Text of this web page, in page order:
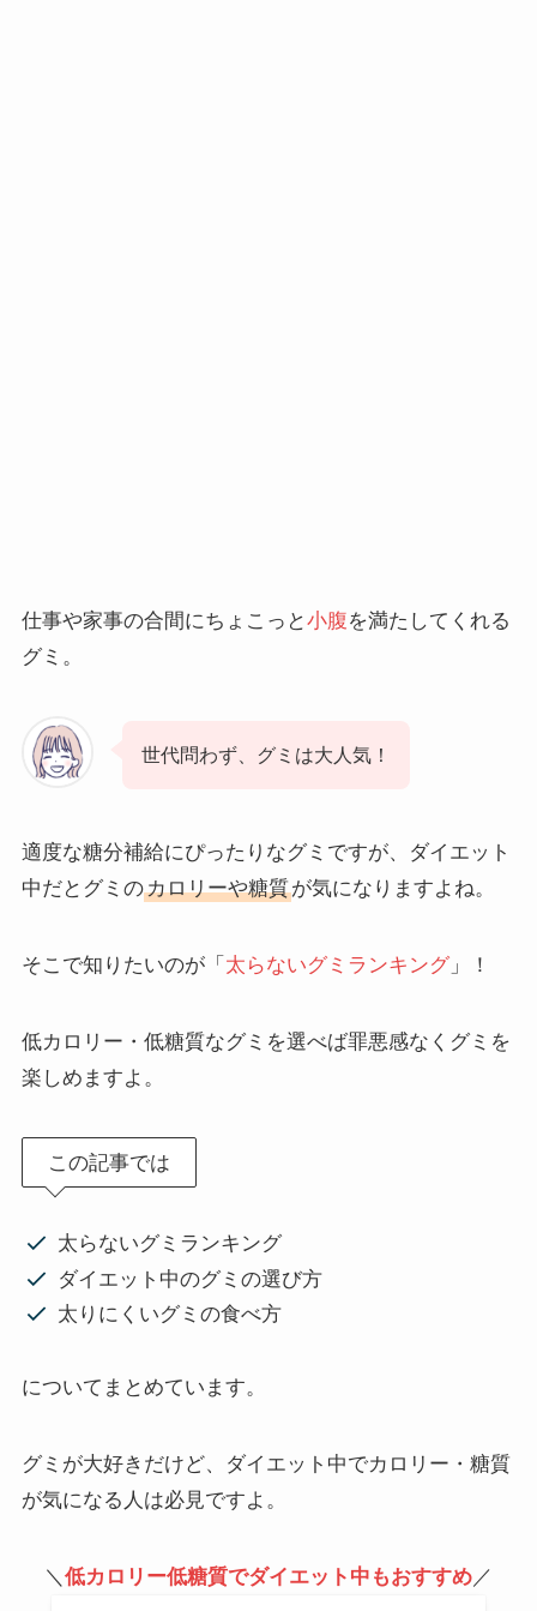
仕事や家事の合間にちょこっと小腹を満たしてくれる
グミ。
世代問わず、グミは大人気！
適度な糖分補給にぴったりなグミですが、ダイエット
中だとグミのカロリーや糖質が気になりますよね。
そこで知りたいのが「 太らないグミランキング」！
低カロリー・低糖質なグミを選べば罪悪感なくグミを
楽しめますよ。
この記事では
太らないグミランキング
ダイエット中のグミの選び方
太りにくいグミの食べ方
についてまとめています。
グミが大好きだけど、ダイエット中でカロリー・糖質
が気になる人は必見ですよ。
＼ 低カロリー低糖質でダイエット中もおすすめ／